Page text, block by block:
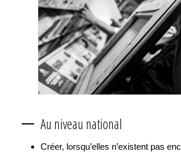
Au niveau national
Créer, lorsqu’elles n’existent pas